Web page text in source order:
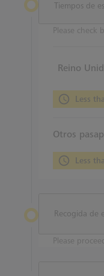
Tiempos de
Please
Reino
Less
Otros
Less
Recogida de
Please